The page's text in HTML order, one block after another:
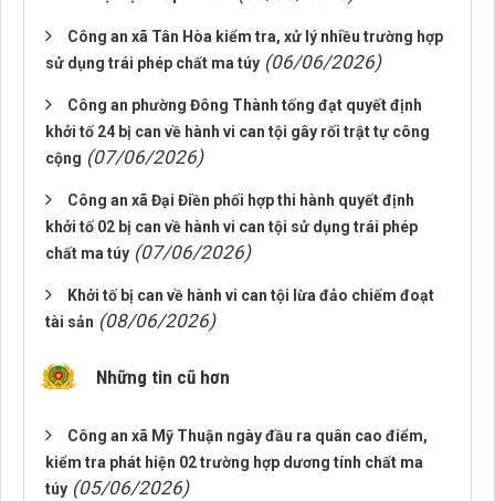
Công an xã Tân Hòa kiểm tra, xử lý nhiều trường hợp
sử dụng trái phép chất ma túy (06/06/2026)
Công an phường Đông Thành tống đạt quyết định
khởi tố 24 bị can về hành vi can tội gây rối trật tự công
cộng (07/06/2026)
Công an xã Đại Điền phối hợp thi hành quyết định
khởi tố 02 bị can về hành vi can tội sử dụng trái phép
chất ma túy (07/06/2026)
Khởi tố bị can về hành vi can tội lừa đảo chiếm đoạt
tài sản (08/06/2026)
Những tin cũ hơn
Công an xã Mỹ Thuận ngày đầu ra quân cao điểm,
kiểm tra phát hiện 02 trường hợp dương tính chất ma
túy (05/06/2026)